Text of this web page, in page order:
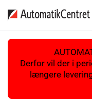
Derfor vil der i
længere